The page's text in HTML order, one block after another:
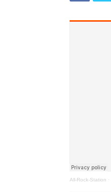
All-Rock-Station ·